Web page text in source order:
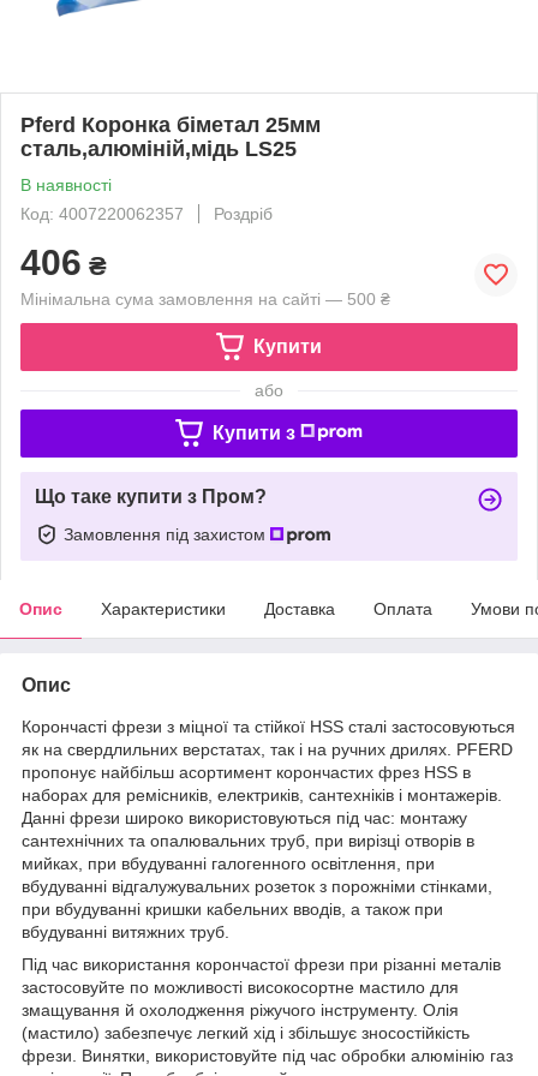
Pferd Коронка біметал 25мм
сталь,алюміній,мідь LS25
В наявності
Код: 4007220062357
Роздріб
406 ₴
Мінімальна сума замовлення на сайті — 500 ₴
Купити
або
Купити з
Що таке купити з Пром?
Замовлення під захистом
Опис Характеристики Доставка Оплата Умови
Опис
Корончасті фрези з міцної та стійкої HSS сталі застосовуються
як на свердлильних верстатах, так і на ручних дрилях. PFERD
пропонує найбільш асортимент корончастих фрез HSS в
наборах для ремісників, електриків, сантехніків і монтажерів.
Данні фрези широко використовуються під час: монтажу
сантехнічних та опалювальних труб, при вирізці отворів в
мийках, при вбудуванні галогенного освітлення, при
вбудуванні відгалужувальних розеток з порожніми стінками,
при вбудуванні кришки кабельних вводів, а також при
вбудуванні витяжних труб.
Під час використання корончастої фрези при різанні металів
застосовуйте по можливості високосортне мастило для
змащування й охолодження ріжучого інструменту. Олія
(мастило) забезпечує легкий хід і збільшує зносостійкість
фрези. Винятки, використовуйте під час обробки алюмінію газ